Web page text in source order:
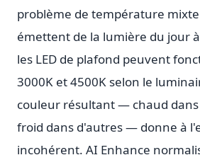
problème de température
émettent de la lumière du jour
les LED de plafond peuvent
3000K et 4500K selon le
couleur résultant — chaud dans
froid dans d'autres — donne à
incohérent. AI Enhance